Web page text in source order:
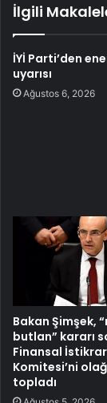
İlgili
İYİ Parti’den
uyarısı
Ağustos 6, 2026
Bakan Şimşek,
butlan” kararı
Finansal İstikrar
Komitesi’ni
topladı